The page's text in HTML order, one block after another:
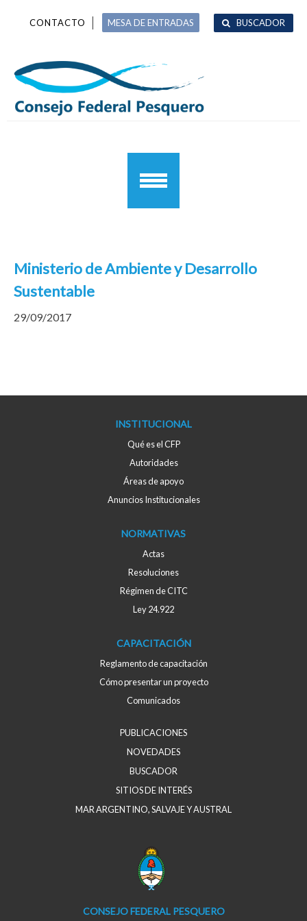
CONTACTO MESA DE ENTRADAS BUSCADOR
Ministerio de Ambiente y Desarrollo
Sustentable
29/09/2017
INSTITUCIONAL
Qué es el CFP
Autoridades
Áreas de apoyo
Anuncios Institucionales
NORMATIVAS
Actas
Resoluciones
Régimen de CITC
Ley 24.922
CAPACITACIÓN
Reglamento de capacitación
Cómo presentar un proyecto
Comunicados
PUBLICACIONES
NOVEDADES
BUSCADOR
SITIOS DE INTERÉS
MAR ARGENTINO, SALVAJE Y AUSTRAL
CONSEJO FEDERAL PESQUERO